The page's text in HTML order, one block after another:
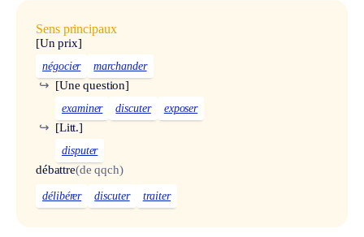
Sens principaux
[Un prix]
négocier marchander
[Une question]
↪
examiner discuter exposer
[Litt.]
↪
disputer
débattre(de qqch)
délibérer discuter traiter